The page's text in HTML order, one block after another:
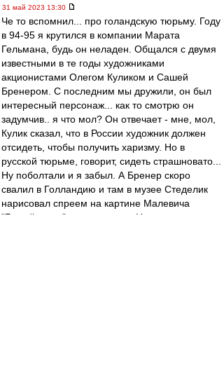
31 май 2023 13:30
Че то вспомнил... про голандскую тюрьму. Году
в 94-95 я крутился в компании Марата
Гельмана, будь он неладен. Общался с двумя
известными в те годы художниками
акционистами Олегом Куликом и Сашей
Бренером. С последним мы дружили, он был
интересный персонаж... как то смотрю он
задумчив.. я что мол? Он отвечает - мне, мол,
Кулик сказал, что в России художник должен
отсидеть, чтобы получить харизму. Но в
русской тюрьме, говорит, сидеть страшновато...
Ну поболтали и я забыл. А Бренер скоро
свалил в Голландию и там в музее Стеделик
нарисовал спреем на картине Малевича
"Белый крест" знак доллара. Ну схватили его,